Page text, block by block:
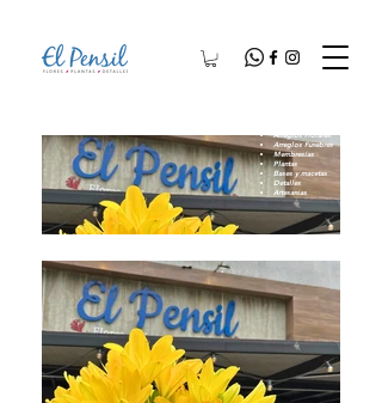
Arreglos Florales
Arreglos Fúnebres
Membresías
Plantas
Bases y macetas
Detalles
Artesanías​